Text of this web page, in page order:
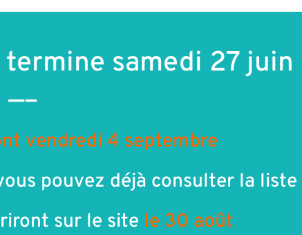
samedi 27 juin
—–
vendredi 4 septembre
pouvez déjà consulter la liste
sur le site le 30 août